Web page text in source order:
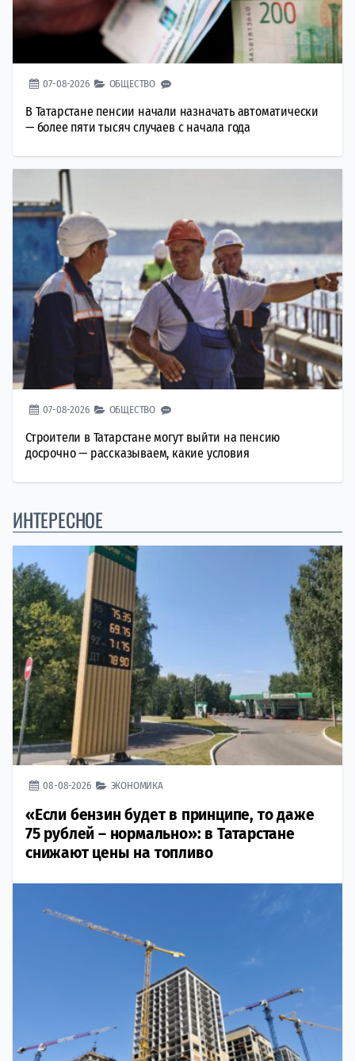
07-08-2026 ОБЩЕСТВО
В Татарстане пенсии начали назначать автоматически
— более пяти тысяч случаев с начала года
07-08-2026 ОБЩЕСТВО
Строители в Татарстане могут выйти на пенсию
досрочно — рассказываем, какие условия
ИНТЕРЕСНОЕ
08-08-2026 ЭКОНОМИКА
«Если бензин будет в принципе, то даже
75 рублей – нормально»: в Татарстане
снижают цены на топливо